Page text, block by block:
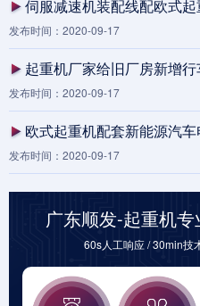
伺服减速机装配线配欧式起重机时，微速落
发布时间：2020-09-17
起重机厂家给旧厂房新增行车报价时，轨
发布时间：2020-09-17
欧式起重机配套新能源汽车电池包总装线时，
发布时间：2020-09-17
广东顺发-起重机
60s人工响应 / 30min技